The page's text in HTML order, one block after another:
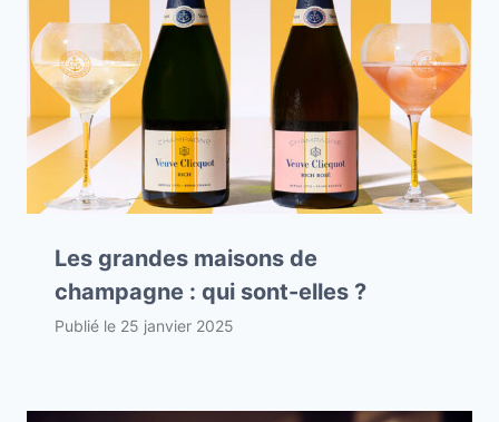
Les grandes maisons de
champagne : qui sont-elles ?
Publié le 25 janvier 2025